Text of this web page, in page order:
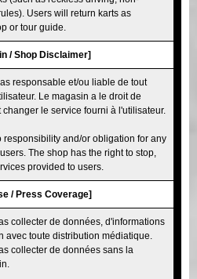
Users will return karts as
or tour guide.
/ Shop Disclaimer]
responsable et/ou liable de tout
Le magasin a le droit de
le service fourni à l'utilisateur.
responsibility and/or obligation for any
The shop has the right to stop,
provided to users.
/ Press Coverage]
collecter de données, d'informations
avec toute distribution médiatique.
collecter de données sans la